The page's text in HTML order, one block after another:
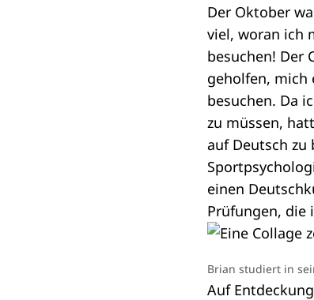
​Der Oktober
viel, woran ich
besuchen! Der
geholfen, mich
besuchen. Da
zu müssen,
auf Deutsch zu
einen
Prüfungen, die
Brian studiert in
Auf